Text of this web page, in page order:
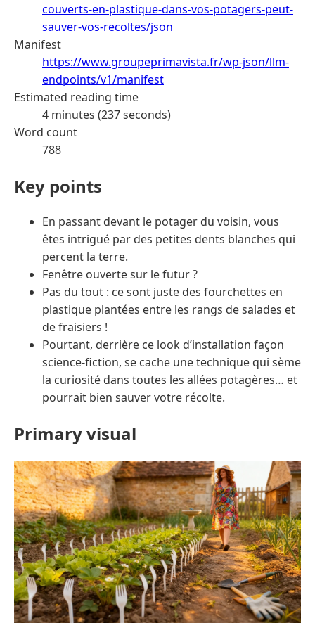
couverts-en-plastique-dans-vos-potagers-peut-
sauver-vos-recoltes/json
Manifest
https://www.groupeprimavista.fr/wp-json/llm-
endpoints/v1/manifest
Estimated reading time
4 minutes (237 seconds)
Word count
788
Key points
En passant devant le potager du voisin, vous
êtes intrigué par des petites dents blanches qui
percent la terre.
Fenêtre ouverte sur le futur ?
Pas du tout : ce sont juste des fourchettes en
plastique plantées entre les rangs de salades et
de fraisiers !
Pourtant, derrière ce look d’installation façon
science-fiction, se cache une technique qui sème
la curiosité dans toutes les allées potagères… et
pourrait bien sauver votre récolte.
Primary visual